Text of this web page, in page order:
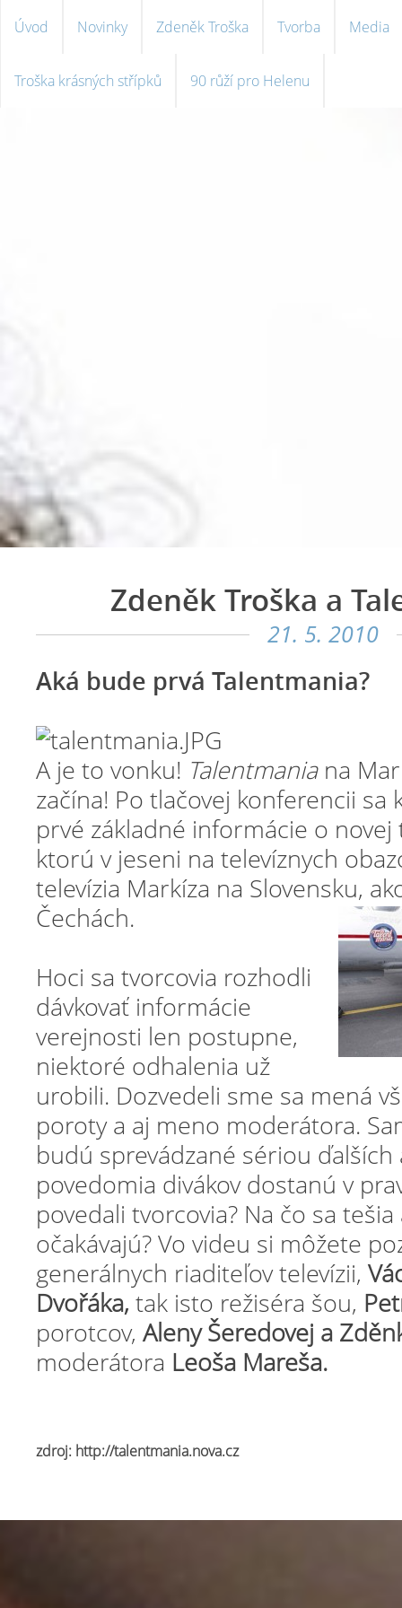
Úvod Novinky Zdeněk Troška Tvorba Media
Troška krásných střípků 90 růží pro Helenu
Zdeněk Troška a
21. 5. 2010
Aká bude prvá Talentmania?
A je to vonku! Talentmaniana
začína! Po tlačovej konferencii sa
prvé základné informácie o novej
ktorú v jeseni na televíznych
televízia Markíza na Slovensku,
Čechách.
Hoci sa tvorcovia rozhodli
dávkovať informácie
verejnosti len postupne,
niektoré odhalenia už
urobili. Dozvedeli sme sa mená
poroty a aj meno moderátora.
budú sprevádzané sériou ďalších
povedomia divákov dostanú v
povedali tvorcovia? Na čo sa
očakávajú? Vo videu si môžete
generálnych riaditeľov televízii,
Dvořáka, tak isto režiséra šou,
porotcov, Aleny Šeredovej a
moderátora Leoša Mareša.
zdroj: http://talentmania.nova.cz